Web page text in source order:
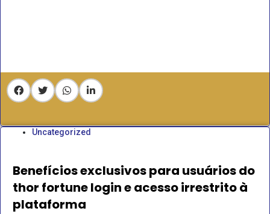
Uncategorized
Benefícios exclusivos para usuários do
thor fortune login e acesso irrestrito à
plataforma